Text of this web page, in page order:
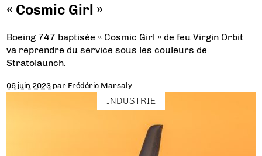
« Cosmic Girl »
Boeing 747 baptisée « Cosmic Girl » de feu Virgin Orbit
va reprendre du service sous les couleurs de
Stratolaunch.
06 juin 2023 par Frédéric Marsaly
INDUSTRIE